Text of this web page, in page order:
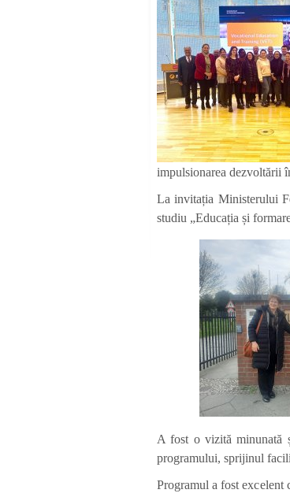
impulsionarea dezvoltării
La invitația Ministerului
studiu „Educația și
A fost o vizită minunată
programului, sprijinul
Programul a fost excelent